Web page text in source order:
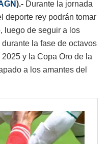
).- Durante la jornada
deporte rey podrán tomar
luego de seguir a los
la fase de octavos
y la Copa Oro de la
a los amantes del